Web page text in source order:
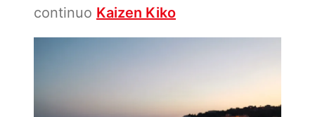
continuo Kaizen Kiko